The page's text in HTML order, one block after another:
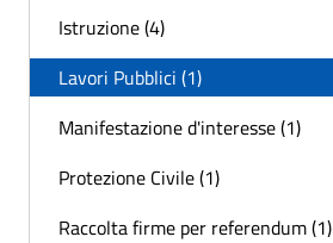
Istruzione (4)
Lavori Pubblici (1)
Manifestazione d'interesse (1)
Protezione Civile (1)
Raccolta firme per referendum (1)